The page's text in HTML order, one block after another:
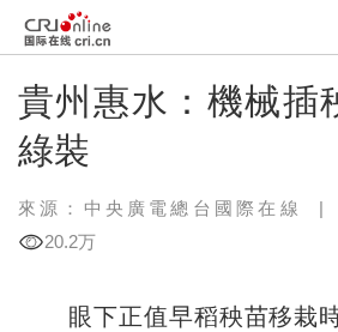
貴州惠水：機械插
綠裝
來源：中央廣電總台國際在線 |
20.2万
眼下正值早稻秧苗移栽